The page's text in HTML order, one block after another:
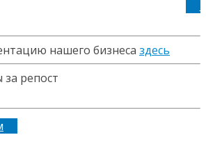
нашего бизнеса здесь
репост